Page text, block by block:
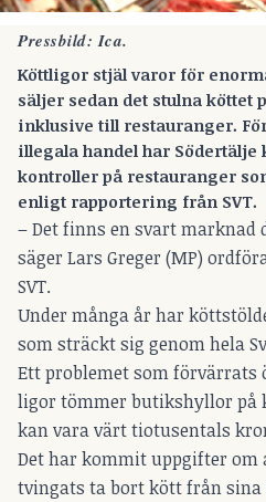
Pressbild: Ica.
Köttligor stjäl varor för
säljer sedan det stulna köttet
inklusive till restauranger.
illegala handel har
kontroller på restauranger
enligt rapportering från SVT.
– Det finns en svart marknad
säger Lars Greger (MP)
SVT.
Under många år har
som sträckt sig genom hela
Ett problemet som förvärrats
ligor tömmer butikshyllor på
kan vara värt tiotusentals
Det har kommit uppgifter
tvingats ta bort kött från